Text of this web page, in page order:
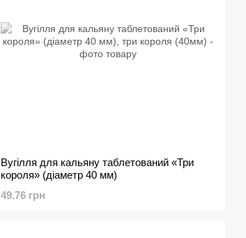
Вугілля для кальяну таблетований «Три
короля» (діаметр 40 мм)
49.76 грн